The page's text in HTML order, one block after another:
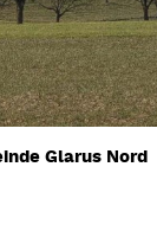
Glarus Nord